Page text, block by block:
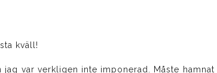
kväll!
jag var verkligen inte imponerad. Måste